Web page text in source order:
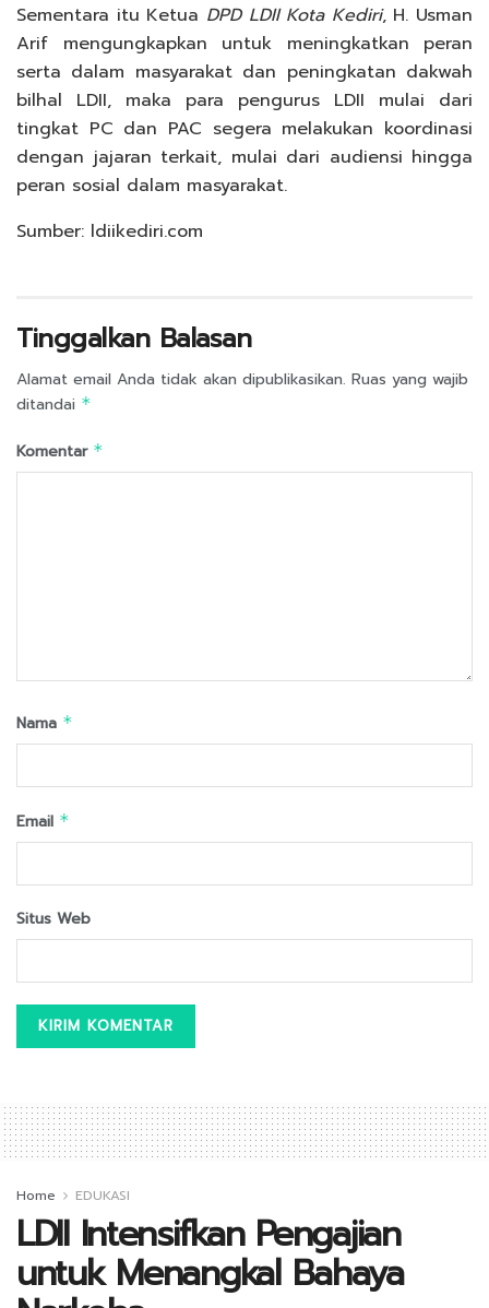
Sementara itu Ketua DPD LDII Kota Kediri, H. Usman
Arif mengungkapkan untuk meningkatkan peran
serta dalam masyarakat dan peningkatan dakwah
bilhal LDII, maka para pengurus LDII mulai dari
tingkat PC dan PAC segera melakukan koordinasi
dengan jajaran terkait, mulai dari audiensi hingga
peran sosial dalam masyarakat.
Sumber: ldiikediri.com
Tinggalkan Balasan
Alamat email Anda tidak akan dipublikasikan. Ruas yang wajib
ditandai *
Komentar *
Nama *
Email *
Situs Web
Home EDUKASI
LDII Intensifkan Pengajian
untuk Menangkal Bahaya